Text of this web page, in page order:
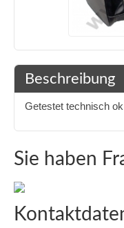
Beschreibung
Getestet technisch
Sie haben